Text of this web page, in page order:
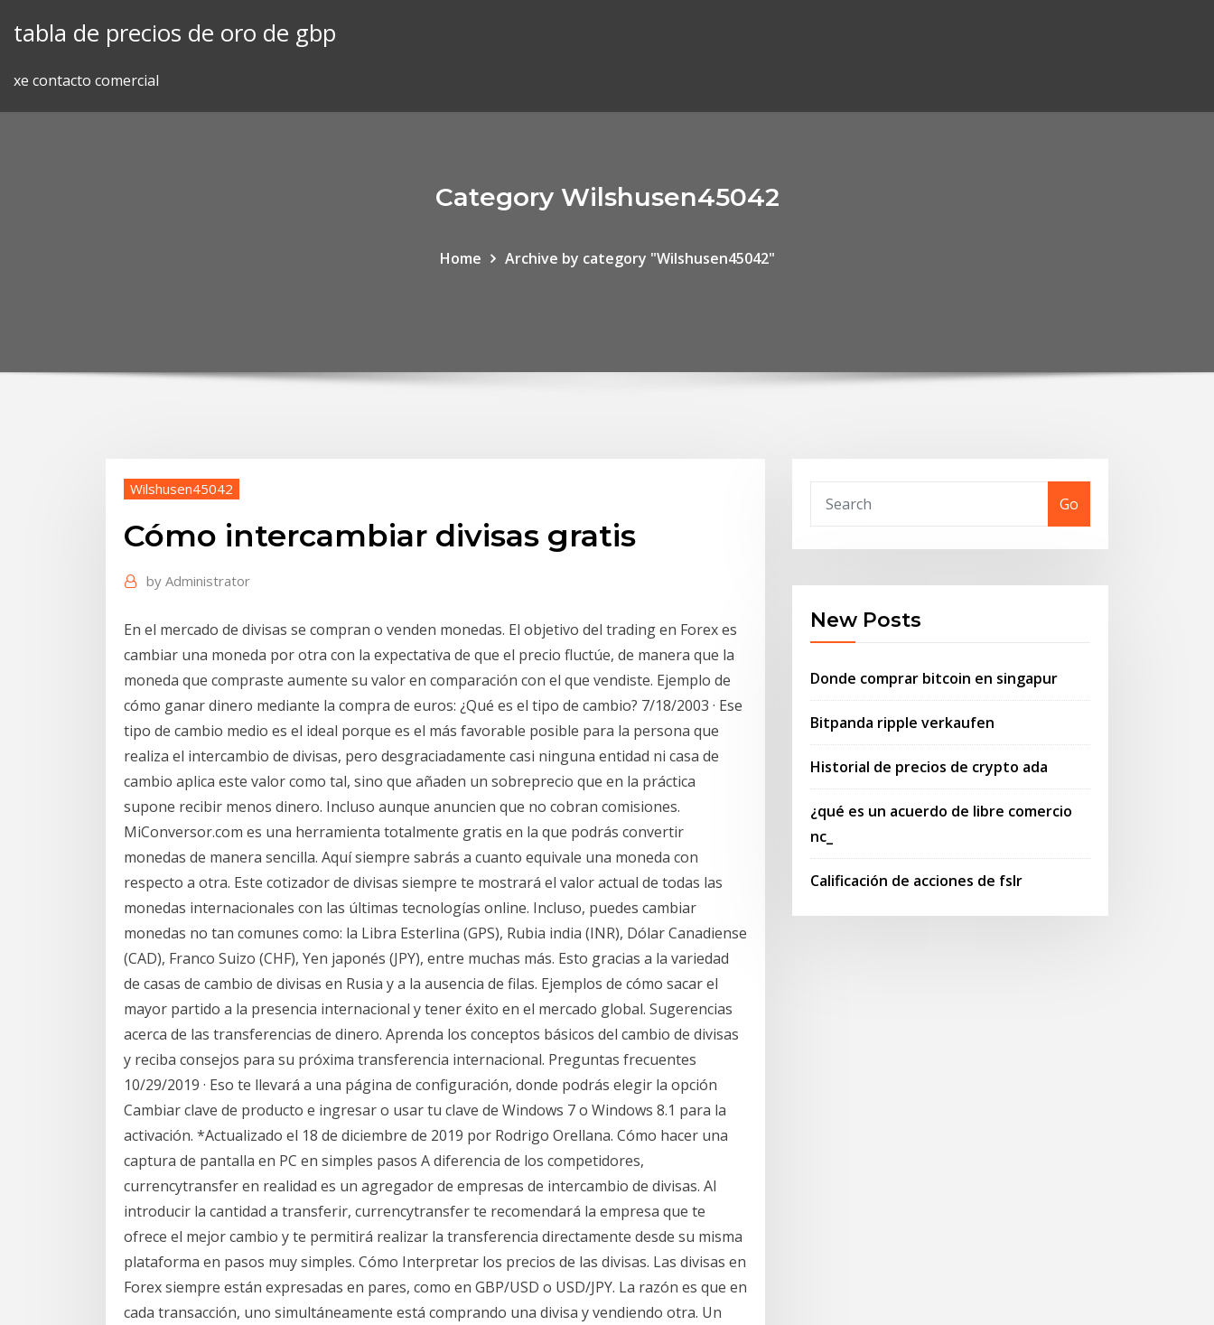
tabla de precios de oro de gbp
xe contacto comercial
Category Wilshusen45042
Home Archive by category "Wilshusen45042"
Wilshusen45042
Cómo intercambiar divisas gratis
by Administrator
En el mercado de divisas se compran o venden monedas. El objetivo del trading en Forex es
cambiar una moneda por otra con la expectativa de que el precio fluctúe, de manera que la
moneda que compraste aumente su valor en comparación con el que vendiste. Ejemplo de
cómo ganar dinero mediante la compra de euros: ¿Qué es el tipo de cambio? 7/18/2003 · Ese
tipo de cambio medio es el ideal porque es el más favorable posible para la persona que
realiza el intercambio de divisas, pero desgraciadamente casi ninguna entidad ni casa de
cambio aplica este valor como tal, sino que añaden un sobreprecio que en la práctica
supone recibir menos dinero. Incluso aunque anuncien que no cobran comisiones.
MiConversor.com es una herramienta totalmente gratis en la que podrás convertir
monedas de manera sencilla. Aquí siempre sabrás a cuanto equivale una moneda con
respecto a otra. Este cotizador de divisas siempre te mostrará el valor actual de todas las
monedas internacionales con las últimas tecnologías online. Incluso, puedes cambiar
monedas no tan comunes como: la Libra Esterlina (GPS), Rubia india (INR), Dólar Canadiense
(CAD), Franco Suizo (CHF), Yen japonés (JPY), entre muchas más. Esto gracias a la variedad
de casas de cambio de divisas en Rusia y a la ausencia de filas. Ejemplos de cómo sacar el
mayor partido a la presencia internacional y tener éxito en el mercado global. Sugerencias
acerca de las transferencias de dinero. Aprenda los conceptos básicos del cambio de divisas
y reciba consejos para su próxima transferencia internacional. Preguntas frecuentes
10/29/2019 · Eso te llevará a una página de configuración, donde podrás elegir la opción
Cambiar clave de producto e ingresar o usar tu clave de Windows 7 o Windows 8.1 para la
activación. *Actualizado el 18 de diciembre de 2019 por Rodrigo Orellana. Cómo hacer una
captura de pantalla en PC en simples pasos A diferencia de los competidores,
currencytransfer en realidad es un agregador de empresas de intercambio de divisas. Al
introducir la cantidad a transferir, currencytransfer te recomendará la empresa que te
ofrece el mejor cambio y te permitirá realizar la transferencia directamente desde su misma
plataforma en pasos muy simples. Cómo Interpretar los precios de las divisas. Las divisas en
Forex siempre están expresadas en pares, como en GBP/USD o USD/JPY. La razón es que en
cada transacción, uno simultáneamente está comprando una divisa y vendiendo otra. Un
Go
New Posts
Donde comprar bitcoin en singapur
Bitpanda ripple verkaufen
Historial de precios de crypto ada
¿qué es un acuerdo de libre comercio
nc_
Calificación de acciones de fslr